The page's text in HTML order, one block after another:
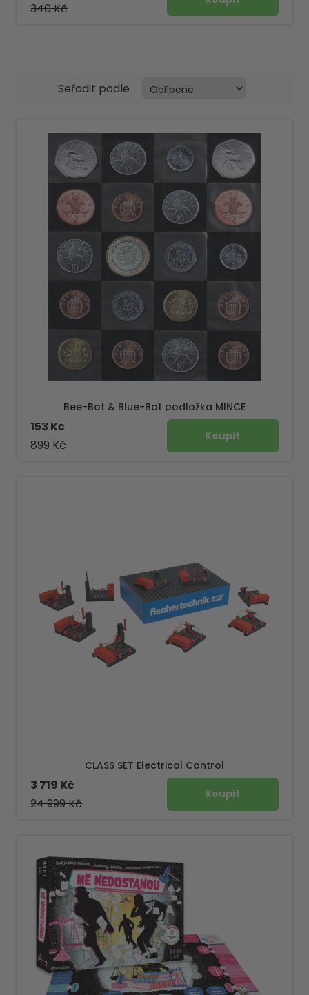
340 Kč
Seřadit podle
Bee-Bot & Blue-Bot podložka MINCE
899 Kč
153 Kč
CLASS SET Electrical Control
24 999 Kč
3 719 Kč